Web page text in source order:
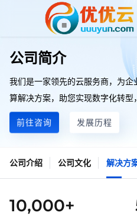
公司简介
我们是一家领先的云服务商，为
算解决方案，助您实现数字化转
功。
前往咨询 发展历程
公司介绍 公司文化 解决方
10,000+